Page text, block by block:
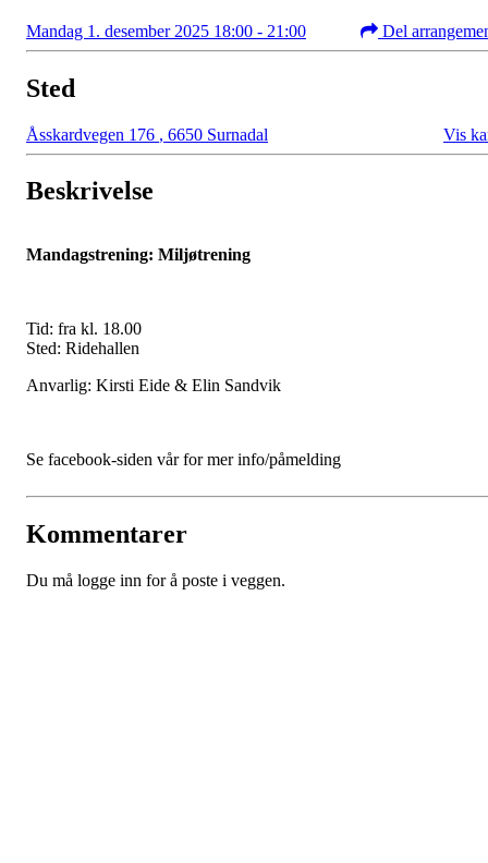
Mandag 1. desember 2025 18:00 - 21:00 Del
Sted
Åsskardvegen 176 , 6650 Surnadal Vis
Beskrivelse
Mandagstrening: Miljøtrening
Tid: fra kl. 18.00
Sted: Ridehallen
Anvarlig: Kirsti Eide & Elin Sandvik
Se facebook-siden vår for mer info/påmelding
Kommentarer
Du må logge inn for å poste i veggen.